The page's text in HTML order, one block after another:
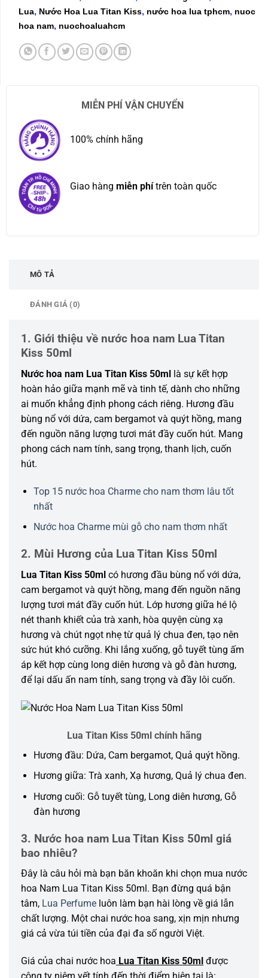
Lua, Nước Hoa Lua Titan Kiss, nước hoa lua tphcm, nuoc
hoa nam, nuochoaluahcm
MIỄN PHÍ VẬN CHUYỂN
100% chính hãng
Giao hàng miễn phítrên toàn quốc
MÔ TẢ
ĐÁNH GIÁ (0)
1. Giới thiệu về nước hoa nam Lua Titan
Kiss 50ml
Nước hoa nam Lua Titan Kiss 50ml là sự kết hợp
hoàn hảo giữa mạnh mẽ và tinh tế, dành cho những
ai muốn khẳng định phong cách riêng. Hương đầu
bùng nổ với dứa, cam bergamot và quýt hồng, mang
đến nguồn năng lượng tươi mát đầy cuốn hút. Mang
phong cách nam tính, sang trọng, thanh lịch, cuốn
hút.
Top 15 nước hoa Charme cho nam thơm lâu tốt
nhất
Nước hoa Charme mùi gỗ cho nam thơm nhất
2. Mùi Hương của Lua Titan Kiss 50ml
Lua Titan Kiss 50ml có hương đầu bùng nổ với dứa,
cam bergamot và quýt hồng, mang đến nguồn năng
lượng tươi mát đầy cuốn hút. Lớp hương giữa hé lộ
nét thanh khiết của trà xanh, hòa quyện cùng xạ
hương và chút ngọt nhẹ từ quả lý chua đen, tạo nên
sức hút khó cưỡng. Khi lắng xuống, gỗ tuyết tùng ấm
áp kết hợp cùng long diên hương và gỗ đàn hương,
để lại dấu ấn nam tính, sang trọng và đầy lôi cuốn.
Lua Titan Kiss 50ml chính hãng
Hương đầu: Dứa, Cam bergamot, Quả quýt hồng.
Hương giữa: Trà xanh, Xạ hương, Quả lý chua đen.
Hương cuối: Gỗ tuyết tùng, Long diên hương, Gỗ
đàn hương
3. Nước hoa nam Lua Titan Kiss 50ml giá
bao nhiêu?
Đây là câu hỏi mà bạn băn khoăn khi chọn mua nước
hoa Nam Lua Titan Kiss 50ml. Bạn đừng quá bận
tâm, Lua Perfume luôn làm bạn hài lòng về giá lẫn
chất lượng. Một chai nước hoa sang, xịn mịn nhưng
giá cả vừa túi tiền của đại đa số người Việt.
Giá của chai nước hoa Lua Titan Kiss 50ml được